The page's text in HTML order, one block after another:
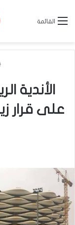
القائمة
الأندية
على قرار